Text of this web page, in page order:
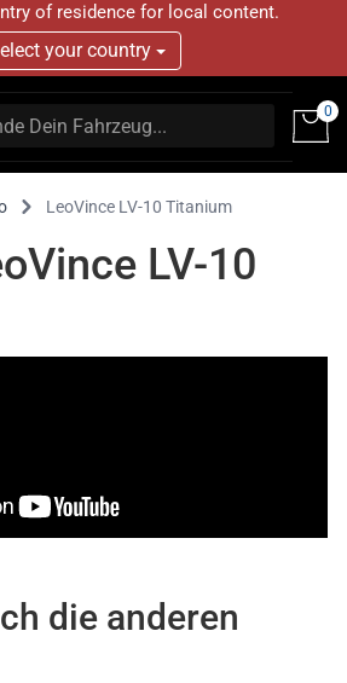
of residence for local content.
your country
0
LeoVince LV-10 Titanium
LV-10
die anderen